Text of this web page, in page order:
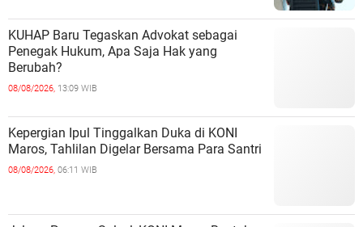
KUHAP Baru Tegaskan Advokat sebagai
Penegak Hukum, Apa Saja Hak yang
Berubah?
08/08/2026, 13:09 WIB
Kepergian Ipul Tinggalkan Duka di KONI
Maros, Tahlilan Digelar Bersama Para Santri
08/08/2026, 06:11 WIB